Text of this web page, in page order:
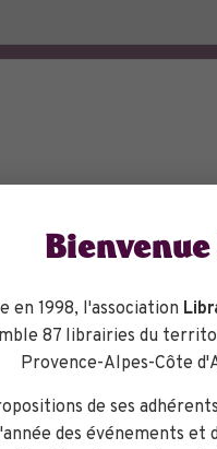
en 1998, l'association
87 librairies du
Provence-Alpes-Côte
de ses
des événements et